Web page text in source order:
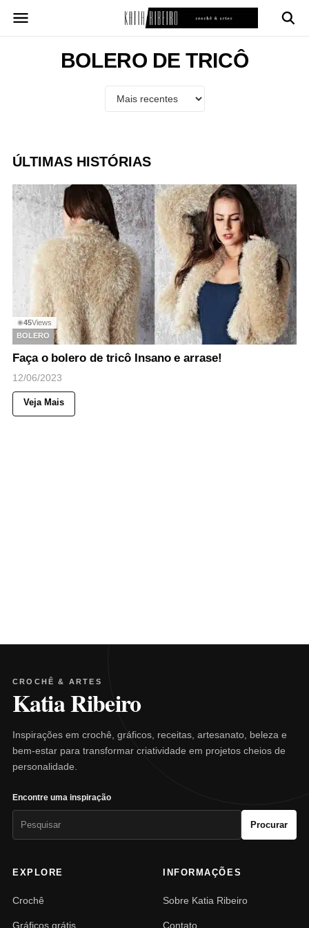
para
BOLERO DE TRICÔ
ÚLTIMAS HISTÓRIAS
◉45Views
BOLERO
Faça o bolero de tricô Insano e arrase!
12/06/2023
Veja Mais
CROCHÊ & ARTES
Katia Ribeiro
Inspirações em crochê, gráficos, receitas, artesanato, beleza e
bem-estar para transformar criatividade em projetos cheios de
personalidade.
Encontre uma inspiração
Procurar
EXPLORE
Crochê
Gráficos grátis
INFORMAÇÕES
Sobre Katia Ribeiro
Contato